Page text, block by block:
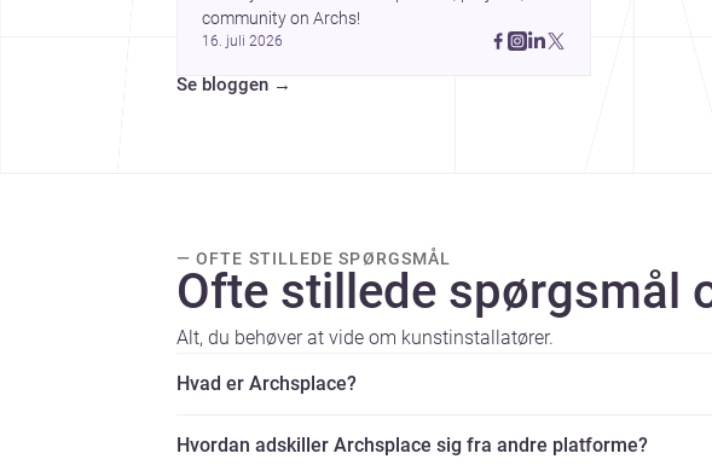
community on Archs!
16. juli 2026
Se bloggen →
— OFTE STILLEDE SPØRGSMÅL
Ofte stillede spørgsmål
Alt, du behøver at vide om kunstinstallatører.
Hvad er Archsplace?
Hvordan adskiller Archsplace sig fra andre platforme?